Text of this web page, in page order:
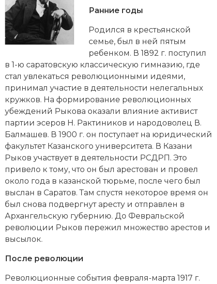
Генеалогия, геральдика
Государство и право
Европа
Империи
Историческая география и топонимика
История материальной и духовной культуры
История международных отношений
История, философия, теория и методология
исторического знания
Итория международных отношений
Латинская Америка
Новая история
Ранние годы
Родился в крестьянской
семье, был в ней пятым
ребенком. В 1892 г. поступил
в 1-ю саратовскую классическую гимназию, где
стал увлекаться революционными идеями,
принимал участие в деятельности нелегальных
кружков. На формирование революционных
убеждений Рыкова оказали влияние активист
партии эсеров Н. Рактиников и народоволец В.
Балмашев. В 1900 г. он поступает на юридический
факультет Казанского университета. В Казани
Рыков участвует в деятельности РСДРП. Это
привело к тому, что он был арестован и провел
около года в казанской тюрьме, после чего был
выслан в Саратов. Там спустя некоторое время он
был снова подвергнут аресту и отправлен в
Архангельскую губернию. До Февральской
революции Рыков пережил множество арестов и
высылок.
После революции
Революционные события февраля-марта 1917 г.